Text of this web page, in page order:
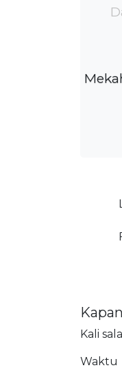
Kali
Waktu